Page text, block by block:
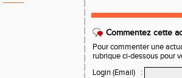
Commentez cette
Pour commenter une
rubrique ci-dessous pour
Login (Email)
: